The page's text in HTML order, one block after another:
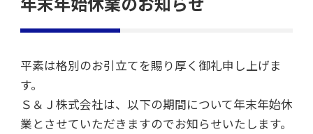
年末年始休業のお知らせ
平素は格別のお引立てを賜り厚く御礼申し上げま
す。
Ｓ＆Ｊ株式会社は、以下の期間について年末年始休
業とさせていただきますのでお知らせいたします。